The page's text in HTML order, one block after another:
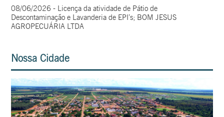
08/06/2026 - Licença da atividade de Pátio de
Descontaminação e Lavanderia de EPI’s; BOM JESUS
AGROPECUÁRIA LTDA
Nossa Cidade